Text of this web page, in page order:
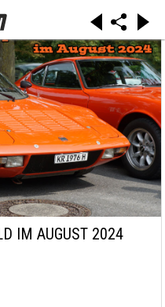
IM AUGUST 2024